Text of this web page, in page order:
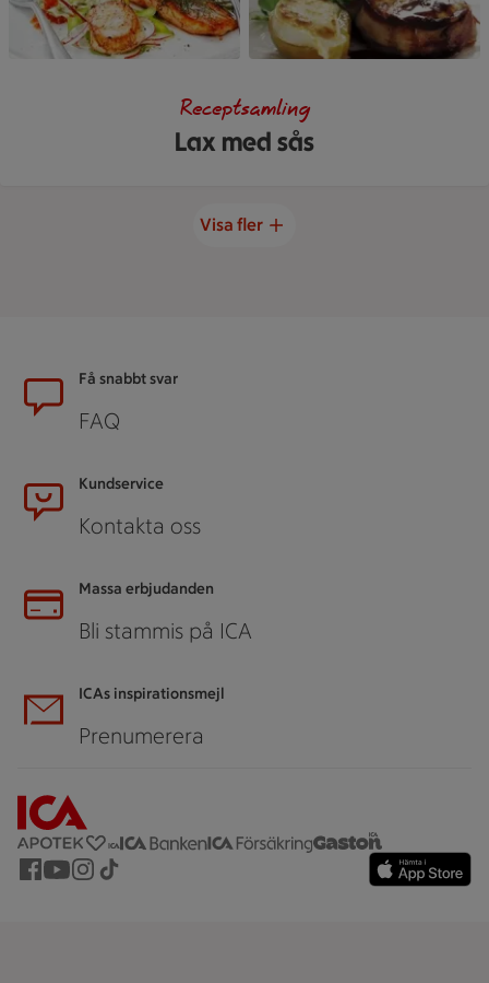
Lax med sås
Receptsamling
Visa fler
SidfotFå snabbt svar
FAQ
Kundservice
Kontakta oss
Massa erbjudanden
Bli stammis på ICA
ICAs inspirationsmejl
Prenumerera